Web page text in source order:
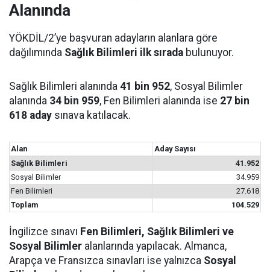
Alanında
YÖKDİL/2’ye başvuran adayların alanlara göre
dağılımında Sağlık Bilimleri ilk sırada bulunuyor.
Sağlık Bilimleri alanında 41 bin 952, Sosyal Bilimler
alanında 34 bin 959, Fen Bilimleri alanında ise 27 bin
618 aday sınava katılacak.
Alan
Aday Sayısı
Sağlık Bilimleri
41.952
Sosyal Bilimler
34.959
Fen Bilimleri
27.618
Toplam
104.529
İngilizce sınavı Fen Bilimleri, Sağlık Bilimleri ve
Sosyal Bilimler alanlarında yapılacak. Almanca,
Arapça ve Fransızca sınavları ise yalnızca Sosyal